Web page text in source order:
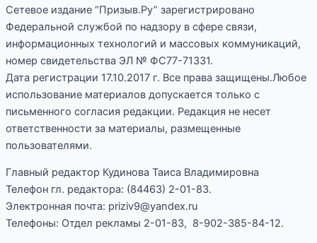
Сетевое издание “Призыв.Ру” зарегистрировано
Федеральной службой по надзору в сфере связи,
информационных технологий и массовых коммуникаций,
номер свидетельства ЭЛ № ФС77-71331.
Дата регистрации 17.10.2017 г. Все права защищены.Любое
использование материалов допускается только с
письменного согласия редакции. Редакция не несет
ответственности за материалы, размещенные
пользователями.
Главный редактор Кудинова Таиса Владимировна
Телефон гл. редактора: (84463) 2-01-83.
Электронная почта: priziv9@yandex.ru
Телефоны: Отдел рекламы 2-01-83, 8-902-385-84-12.